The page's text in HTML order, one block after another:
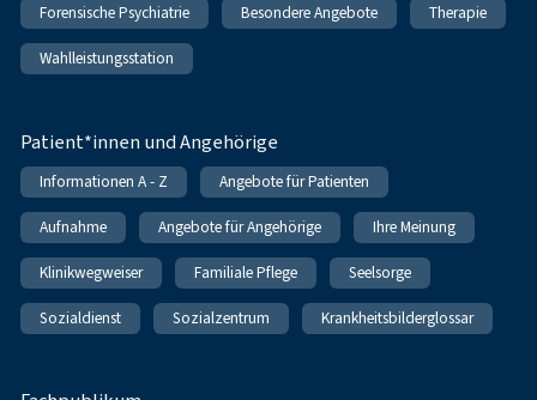
Forensische Psychiatrie Besondere Angebote Therapie
Wahlleistungsstation
Patient*innen und Angehörige
Informationen A - Z Angebote für Patienten
Aufnahme Angebote für Angehörige Ihre Meinung
Klinikwegweiser Familiale Pflege Seelsorge
Sozialdienst Sozialzentrum Krankheitsbilderglossar